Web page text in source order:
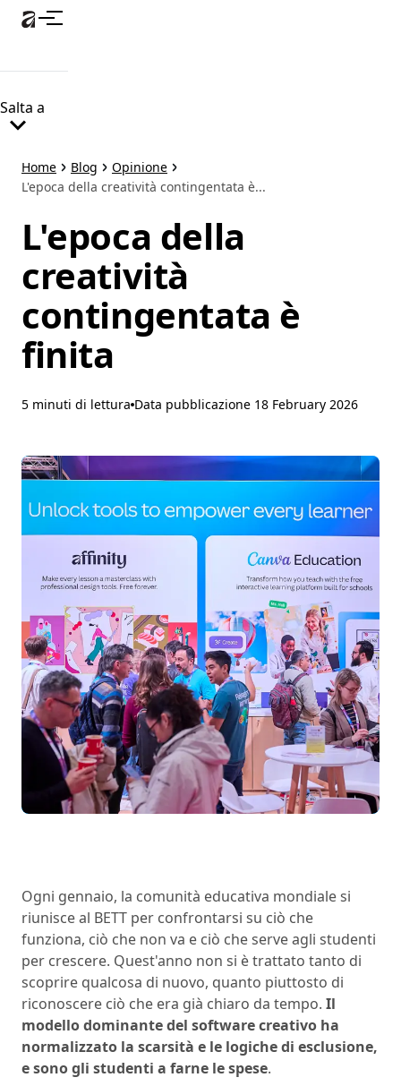
Passa
principale
Salta a
Home Blog
Opinione
L'epoca della creatività contingentata è...
L'epoca della
creatività
contingentata è
finita
5 minuti di lettura Data pubblicazione 18 February 2026
Ogni gennaio, la comunità educativa mondiale si
riunisce al BETT per confrontarsi su ciò che
funziona, ciò che non va e ciò che serve agli studenti
per crescere. Quest'anno non si è trattato tanto di
scoprire qualcosa di nuovo, quanto piuttosto di
riconoscere ciò che era già chiaro da tempo. Il
modello dominante del software creativo ha
normalizzato la scarsità e le logiche di esclusione,
e sono gli studenti a farne le spese.